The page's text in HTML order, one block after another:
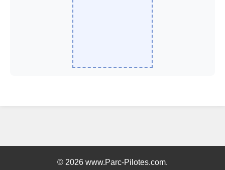
© 2026 www.Parc-Pilotes.com.